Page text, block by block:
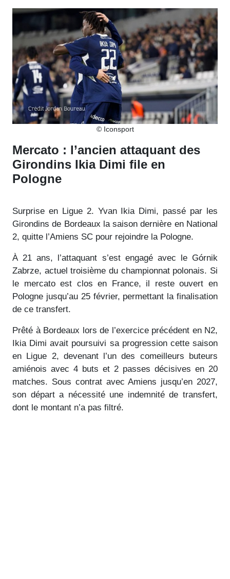
© Iconsport
Mercato : l’ancien attaquant des
Girondins Ikia Dimi file en
Pologne
Surprise en Ligue 2. Yvan Ikia Dimi, passé par les
Girondins de Bordeaux la saison dernière en National
2, quitte l’Amiens SC pour rejoindre la Pologne.
À 21 ans, l’attaquant s’est engagé avec le Górnik
Zabrze, actuel troisième du championnat polonais. Si
le mercato est clos en France, il reste ouvert en
Pologne jusqu’au 25 février, permettant la finalisation
de ce transfert.
Prêté à Bordeaux lors de l’exercice précédent en N2,
Ikia Dimi avait poursuivi sa progression cette saison
en Ligue 2, devenant l’un des comeilleurs buteurs
amiénois avec 4 buts et 2 passes décisives en 20
matches. Sous contrat avec Amiens jusqu’en 2027,
son départ a nécessité une indemnité de transfert,
dont le montant n’a pas filtré.